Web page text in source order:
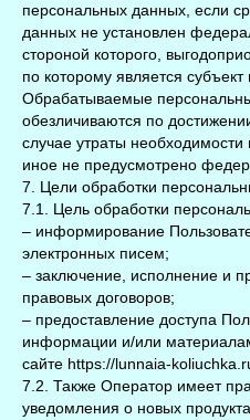
персональных данных, если
данных не установлен
стороной которого,
по которому является
Обрабатываемые
обезличиваются по
случае утраты
иное не предусмотрено
7. Цели обработки
7.1. Цель обработки
– информирование
электронных писем;
– заключение, исполнение и
правовых договоров;
– предоставление доступа
информации и/или
сайте https://lunnaia-
7.2. Также Оператор имеет
уведомления о новых